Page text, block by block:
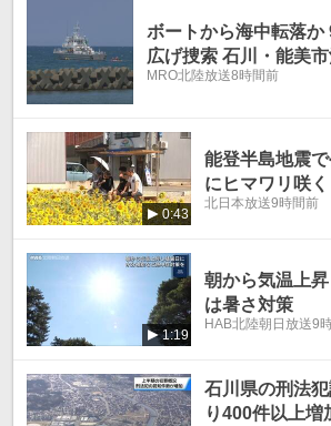
ボートから海中転落か
広げ捜索 石川・能美
MRO北陸放送8時間前
0:43
能登半島地震
にヒマワリ咲
北日本放送9時間前
1:19
朝から気温上
は暑さ対策
HAB北陸朝日放送9
石川県の刑法
り400件以上